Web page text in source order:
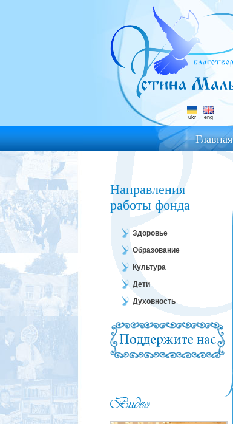
ukr eng
Главная
Направления
работы фонда
Здоровье
Образование
Культура
Дети
Духовность